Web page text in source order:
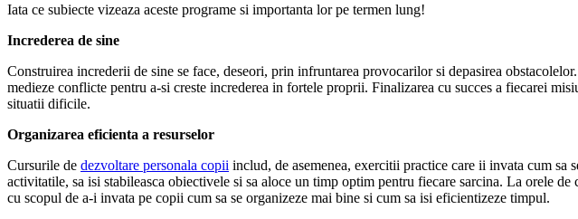
Iata ce subiecte vizeaza aceste programe si importanta lor pe termen lung!
Increderea de sine
Construirea increderii de sine se face, deseori, prin infruntarea provocarilor si depasirea
medieze conflicte pentru a-si creste increderea in fortele proprii. Finalizarea cu succes a fiecarei
situatii dificile.
Organizarea eficienta a resurselor
Cursurile de dezvoltare personala copii includ, de asemenea, exercitii practice care ii invata cum
activitatile, sa isi stabileasca obiectivele si sa aloce un timp optim pentru fiecare sarcina. La orele
cu scopul de a-i invata pe copii cum sa se organizeze mai bine si cum sa isi eficientizeze timpul.